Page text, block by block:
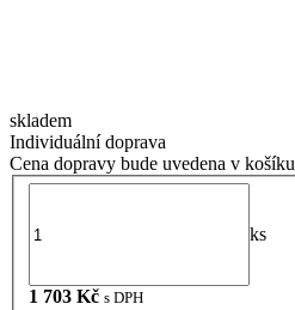
skladem
Individuální doprava
Cena dopravy bude uvedena v košíku
ks
1 703 Kč s DPH